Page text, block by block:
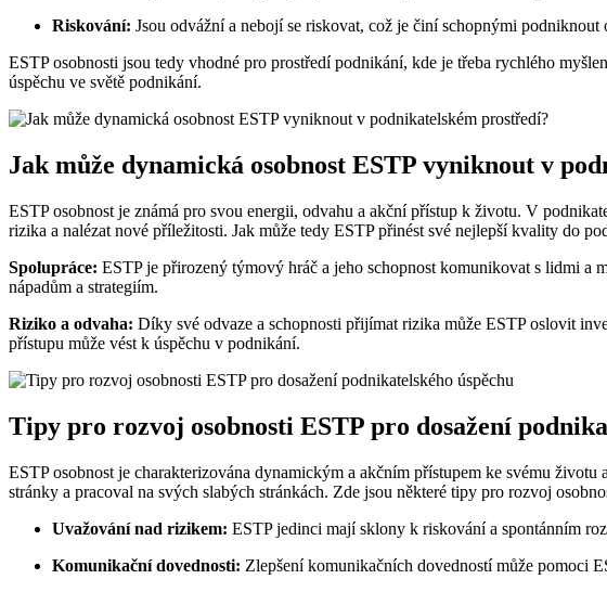
Riskování: Jsou odvážní a nebojí se riskovat, což je činí schopnými
ESTP osobnosti jsou tedy vhodné pro prostředí podnikání, kde je třeba rychlého
úspěchu ve světě podnikání.
Jak může dynamická osobnost ESTP vyniknout v
ESTP osobnost je známá pro svou energii, odvahu a akční přístup k životu. V
rizika a nalézat nové příležitosti. Jak může tedy ESTP přinést své nejlepší kvality do
Spolupráce: ESTP je přirozený týmový hráč a jeho schopnost komunikovat s lidmi a
nápadům a strategiím.
Riziko a odvaha: Díky své odvaze a schopnosti přijímat rizika může ESTP oslovit
přístupu může vést k úspěchu v podnikání.
Tipy pro rozvoj osobnosti ESTP pro dosažení
ESTP osobnost je charakterizována dynamickým a akčním přístupem ke svému
stránky a pracoval na svých slabých stránkách. Zde jsou některé tipy pro rozvoj
Uvažování nad rizikem: ESTP jedinci mají sklony k riskování a spontánním
Komunikační dovednosti: Zlepšení komunikačních dovedností může pomoci